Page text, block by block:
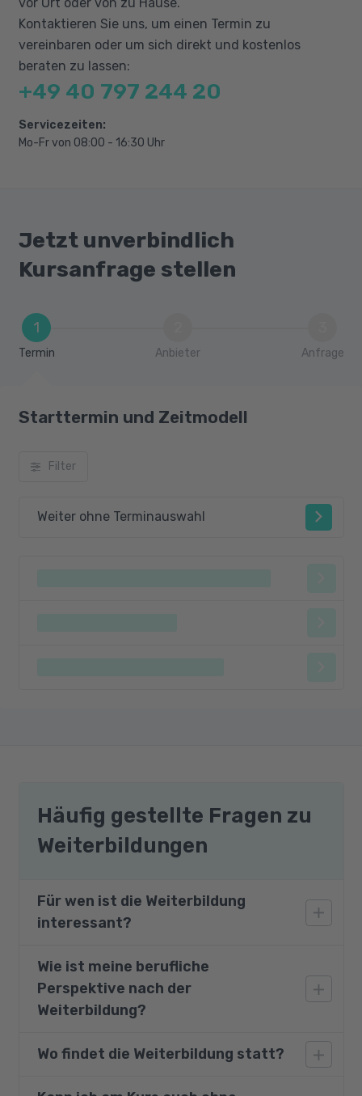
Employer Branding
Controlling / Informationsgrundlagen
Recruiting:
Anforderungsprofile
Kontaktieren Sie uns, um einen Termin zu
vereinbaren oder um sich direkt und kostenlos
beraten zu lassen:
+49 40 797 244 20
Servicezeiten:
Mo-Fr von 08:00 - 16:30 Uhr
Jetzt unverbindlich
Kursanfrage stellen
1
Termin Anbieter Anfrage
Starttermin und Zeitmodell
Filter
Weiter ohne Terminauswahl
Häufig gestellte Fragen zu
Weiterbildungen
Für wen ist die Weiterbildung
interessant?
Die Qualifizierung richtet sich an Mitarbeiter
des gehobenen Managements und
Führungskräfte.
Wie ist meine berufliche
Perspektive nach der
Weiterbildung?
Als Mitarbeiter des gehobenen Managements
Wo findet die Weiterbildung statt?